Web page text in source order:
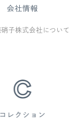
子株式会社について